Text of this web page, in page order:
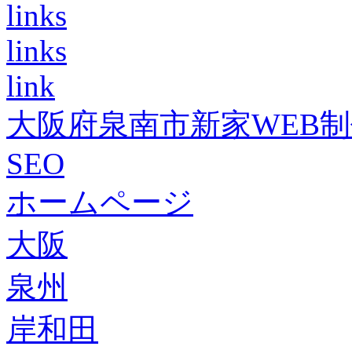
links
links
link
大阪府泉南市新家WEB
SEO
ホームページ
大阪
泉州
岸和田